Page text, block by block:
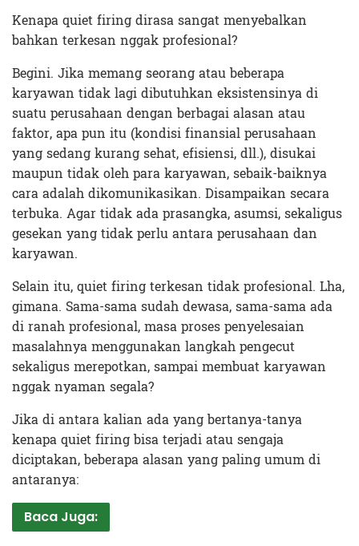
Kenapa quiet firing dirasa sangat menyebalkan
bahkan terkesan nggak profesional?
Begini. Jika memang seorang atau beberapa
karyawan tidak lagi dibutuhkan eksistensinya di
suatu perusahaan dengan berbagai alasan atau
faktor, apa pun itu (kondisi finansial perusahaan
yang sedang kurang sehat, efisiensi, dll.), disukai
maupun tidak oleh para karyawan, sebaik-baiknya
cara adalah dikomunikasikan. Disampaikan secara
terbuka. Agar tidak ada prasangka, asumsi, sekaligus
gesekan yang tidak perlu antara perusahaan dan
karyawan.
Selain itu, quiet firing terkesan tidak profesional. Lha,
gimana. Sama-sama sudah dewasa, sama-sama ada
di ranah profesional, masa proses penyelesaian
masalahnya menggunakan langkah pengecut
sekaligus merepotkan, sampai membuat karyawan
nggak nyaman segala?
Jika di antara kalian ada yang bertanya-tanya
kenapa quiet firing bisa terjadi atau sengaja
diciptakan, beberapa alasan yang paling umum di
antaranya:
Baca Juga: